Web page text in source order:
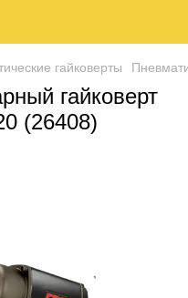
гайковерты
гайковерт
(26408)